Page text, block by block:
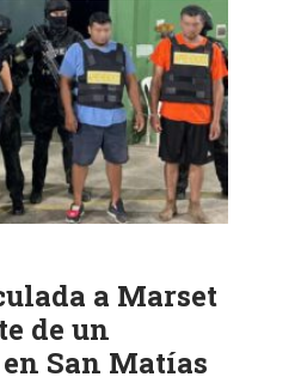
a Marset
de un
San Matías